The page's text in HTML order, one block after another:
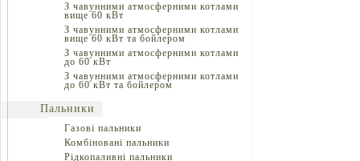
З чавунними атмосферними котлами
вище 60 кВт
З чавунними атмосферними котлами
вище 60 кВт та бойлером
З чавунними атмосферними котлами
до 60 кВт
З чавунними атмосферними котлами
до 60 кВт та бойлером
Пальники
Газові пальники
Комбіновані пальники
Рідкопаливні пальники